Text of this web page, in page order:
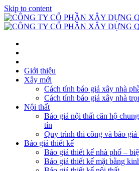
Skip to content
Giới thiệu
Xây mới
Cách tính báo giá xây nhà
Cách tính báo giá xây nhà
Nội thất
Báo giá nội thất căn hộ
tín
Quy trình thi công và báo
Báo giá thiết kế
Báo giá thiết kế nhà phố –
Báo giá thiết kế mặt bằng